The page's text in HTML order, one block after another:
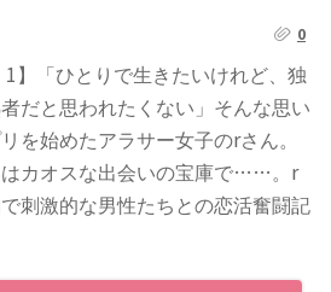
0
1】「ひとりで生きたいけれど、独
だと思われたくない」そんな思い
を始めたアラサー女子のrさん。
はカオスな出会いの宝庫で……。r
刺激的な男性たちとの恋活奮闘記